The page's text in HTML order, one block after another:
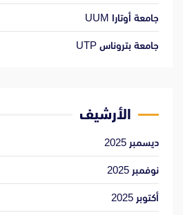
جامعة أوتارا UUM
جامعة بتروناس UTP
الأرشيف
ديسمبر 2025
نوفمبر 2025
أكتوبر 2025